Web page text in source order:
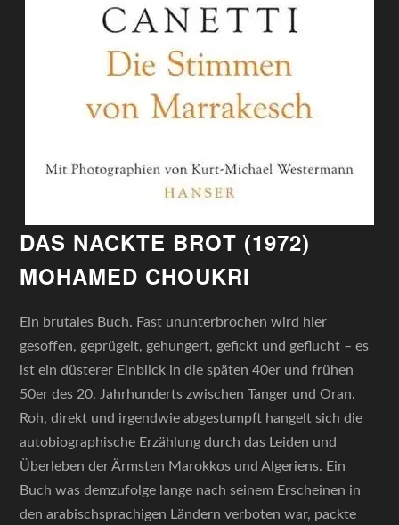
DAS NACKTE BROT (1972)
MOHAMED CHOUKRI
Ein brutales Buch. Fast ununterbrochen wird hier
gesoffen, geprügelt, gehungert, gefickt und geflucht – es
ist ein düsterer Einblick in die späten 40er und frühen
50er des 20. Jahrhunderts zwischen Tanger und Oran.
Roh, direkt und irgendwie abgestumpft hangelt sich die
autobiographische Erzählung durch das Leiden und
Überleben der Ärmsten Marokkos und Algeriens. Ein
Buch was demzufolge lange nach seinem Erscheinen in
den arabischsprachigen Ländern verboten war, packte